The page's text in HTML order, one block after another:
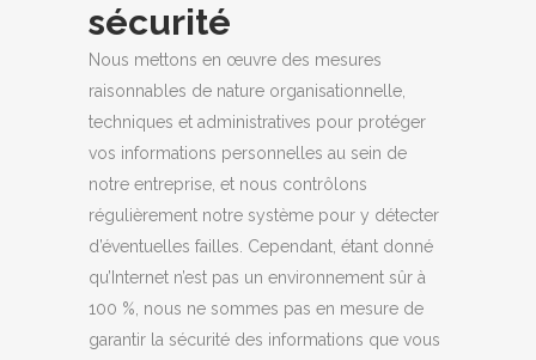
sécurité
Nous mettons en œuvre des mesures
raisonnables de nature organisationnelle,
techniques et administratives pour protéger
vos informations personnelles au sein de
notre entreprise, et nous contrôlons
régulièrement notre système pour y détecter
d’éventuelles failles. Cependant, étant donné
qu’Internet n’est pas un environnement sûr à
100 %, nous ne sommes pas en mesure de
garantir la sécurité des informations que vous